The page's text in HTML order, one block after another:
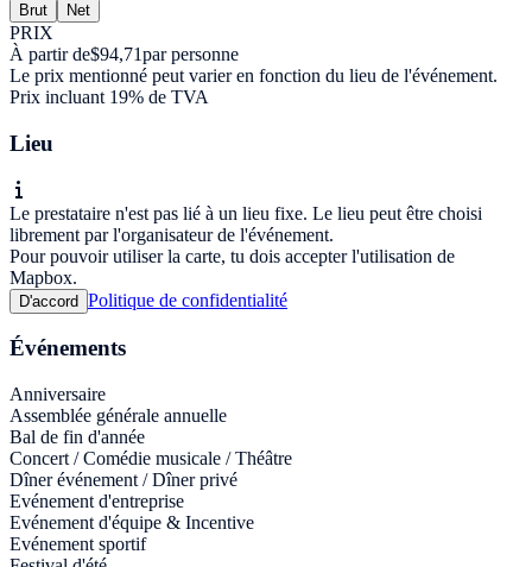
Brut Net
PRIX
À partir de$94,71par personne
Le prix mentionné peut varier en fonction du lieu de l'événement.
Prix incluant 19% de TVA
Lieu
Le prestataire n'est pas lié à un lieu fixe. Le lieu peut être choisi
librement par l'organisateur de l'événement.
Pour pouvoir utiliser la carte, tu dois accepter l'utilisation de
Mapbox.
D'accord Politique de confidentialité
Événements
Anniversaire
Assemblée générale annuelle
Bal de fin d'année
Concert / Comédie musicale / Théâtre
Dîner événement / Dîner privé
Evénement d'entreprise
Evénement d'équipe & Incentive
Evénement sportif